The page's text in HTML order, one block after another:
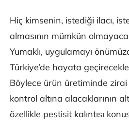
Hiç kimsenin, istediği ilacı,
almasının mümkün
Yumaklı, uygulamayı
Türkiye’de hayata
Böylece ürün üretiminde zirai
kontrol altına alacaklarının
özellikle pestisit kalıntısı